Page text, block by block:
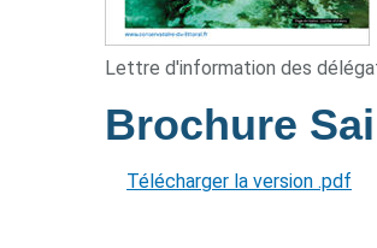
Lettre d'information des
Brochure
Télécharger la version .pdf